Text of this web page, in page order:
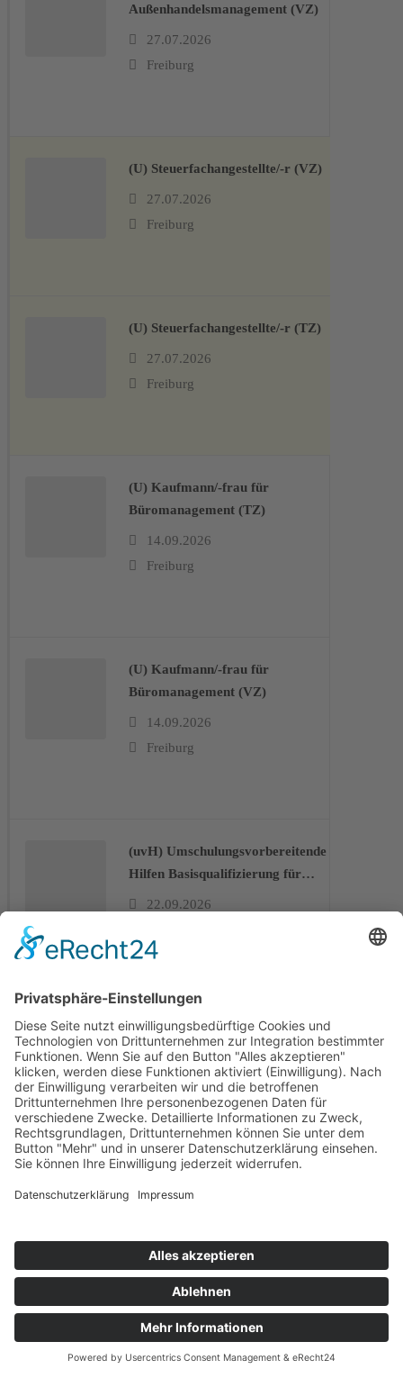
Außenhandelsmanagement (VZ)
27.07.2026
Freiburg
(U) Steuerfachangestellte/-r (VZ)
27.07.2026
Freiburg
(U) Steuerfachangestellte/-r (TZ)
27.07.2026
Freiburg
(U) Kaufmann/-frau für
Büromanagement (TZ)
14.09.2026
Freiburg
(U) Kaufmann/-frau für
Büromanagement (VZ)
14.09.2026
Freiburg
(uvH) Umschulungsvorbereitende
Hilfen Basisqualifizierung für
kaufm. Berufe (TZ)
22.09.2026
(U) Fachlagerist/-in (VZ)
28.09.2026
Freiburg